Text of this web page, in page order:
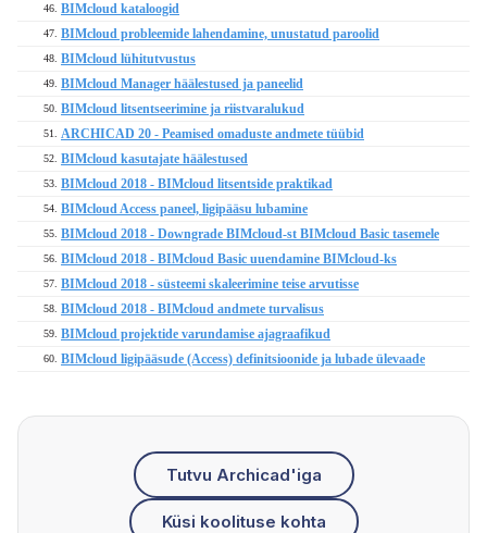
46. BIMcloud kataloogid
47. BIMcloud probleemide lahendamine, unustatud paroolid
48. BIMcloud lühitutvustus
49. BIMcloud Manager häälestused ja paneelid
50. BIMcloud litsentseerimine ja riistvaralukud
51. ARCHICAD 20 - Peamised omaduste andmete tüübid
52. BIMcloud kasutajate häälestused
53. BIMcloud 2018 - BIMcloud litsentside praktikad
54. BIMcloud Access paneel, ligipääsu lubamine
55. BIMcloud 2018 - Downgrade BIMcloud-st BIMcloud Basic tasemele
56. BIMcloud 2018 - BIMcloud Basic uuendamine BIMcloud-ks
57. BIMcloud 2018 - süsteemi skaleerimine teise arvutisse
58. BIMcloud 2018 - BIMcloud andmete turvalisus
59. BIMcloud projektide varundamise ajagraafikud
60. BIMcloud ligipääsude (Access) definitsioonide ja lubade ülevaade
Tutvu Archicad'iga
Küsi koolituse kohta